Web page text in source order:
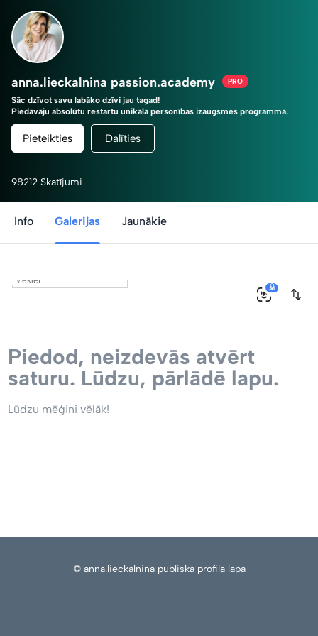
anna.lieckalnina passion.academy PRO
Sāc dzīvot savu labāko dzīvi jau tagad!
Piedāvāju absolūtu restartu unikālā personības izaugsmes programmā.
Tu esi savas dzīves režisors!
Pieteikties Dalīties
98212 Skatījumi
Info Galerijas Jaunākie
0
AI
Piedod, neizdevās atvērt
saturu. Lūdzu, pārlādē lapu.
Lūdzu mēģini vēlāk!
© anna.lieckalnina publiskā profila lapa